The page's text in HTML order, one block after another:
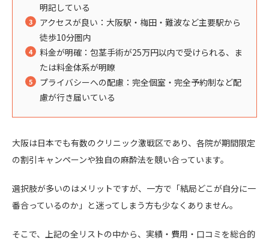
明記している
アクセスが良い：大阪駅・梅田・難波など主要駅から
徒歩10分圏内
料金が明確：包茎手術が25万円以内で受けられる、ま
たは料金体系が明瞭
プライバシーへの配慮：完全個室・完全予約制など配
慮が行き届いている
大阪は日本でも有数のクリニック激戦区であり、各院が期間限定
の割引キャンペーンや独自の麻酔法を競い合っています。
選択肢が多いのはメリットですが、一方で「結局どこが自分に一
番合っているのか」と迷ってしまう方も少なくありません。
そこで、上記の全リストの中から、実績・費用・口コミを総合的